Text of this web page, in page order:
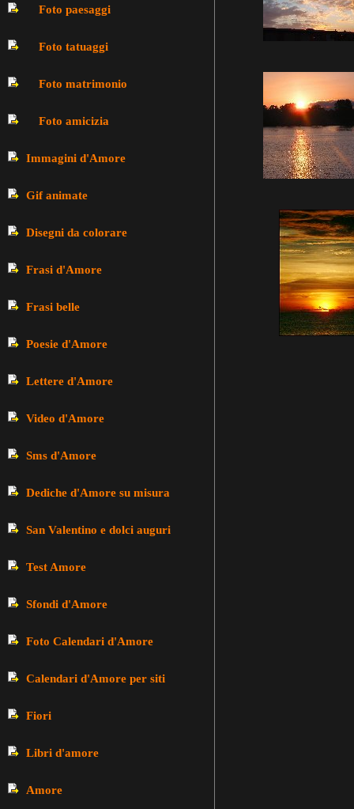
Foto paesaggi
Foto tatuaggi
Foto matrimonio
Foto amicizia
Immagini d'Amore
Gif animate
Disegni da colorare
Frasi d'Amore
Frasi belle
Poesie d'Amore
Lettere d'Amore
Video d'Amore
Sms d'Amore
Dediche d'Amore su misura
San Valentino e dolci auguri
Test Amore
Sfondi d'Amore
Foto Calendari d'Amore
Calendari d'Amore per siti
Fiori
Libri d'amore
Amore